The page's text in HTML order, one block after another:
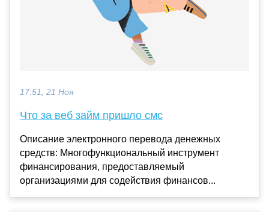
17:51, 21 Ноя
Что за веб займ пришло смс
Описание электронного перевода денежных
средств: Многофункциональный инструмент
финансирования, предоставляемый
организациями для содействия финансов...